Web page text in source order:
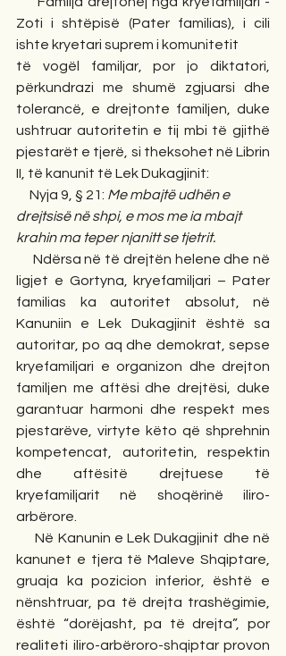
Zoti i shtëpisë (Pater familias), i cili
ishte kryetari suprem i komunitetit
të vogël familjar, por jo diktatori,
përkundrazi me shumë zgjuarsi dhe
tolerancë, e drejtonte familjen, duke
ushtruar autoritetin e tij mbi të gjithë
pjestarët e tjerë, si theksohet në Librin
II, të kanunit të Lek Dukagjinit:
Nyja 9, § 21: Me mbajtë udhën e
drejtsisë në shpi, e mos me ia mbajt
krahin ma teper njanitt se tjetrit.
Ndërsa në të drejtën helene dhe në
ligjet e Gortyna, kryefamiljari – Pater
familias ka autoritet absolut, në
Kanuniin e Lek Dukagjinit është sa
autoritar, po aq dhe demokrat, sepse
kryefamiljari e organizon dhe drejton
familjen me aftësi dhe drejtësi, duke
garantuar harmoni dhe respekt mes
pjestarëve, virtyte këto që shprehnin
kompetencat, autoritetin, respektin
dhe aftësitë drejtuese të
kryefamiljarit në shoqërinë iliro-
arbërore.
Në Kanunin e Lek Dukagjinit dhe në
kanunet e tjera të Maleve Shqiptare,
gruaja ka pozicion inferior, është e
nënshtruar, pa të drejta trashëgimie,
është “dorëjasht, pa të drejta”, por
realiteti iliro-arbëroro-shqiptar provon